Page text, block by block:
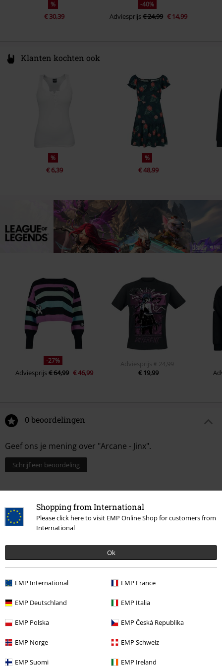
Shopping from International
Please click here to visit EMP Online Shop for customers from
International
Ok
EMP International EMP France
EMP Deutschland EMP Italia
EMP Polska EMP Česká Republika
EMP Norge EMP Schweiz
EMP Suomi EMP Ireland
%
€ 30,39
-40%
Adviesprijs€ 24,99 € 14,99
Klanten kochten ook
%
€ 6,39
%
€ 48,99
-27%
Adviesprijs€ 64,99 € 46,99
Adviesprijs
€ 24,99
€ 19,99
0 beoordelingen
Geef ons je mening over "Arcane - Jinx".
Schrijf een beoordeling
Laatst bezocht